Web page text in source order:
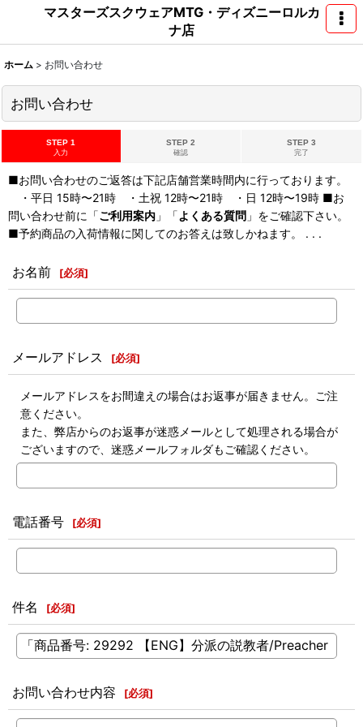
マスターズスクウェアMTG・ディズニーロルカ
ナ店
ホーム > お問い合わせ
お問い合わせ
STEP 1
入力
STEP 2
確認
STEP 3
完了
■お問い合わせのご返答は下記店舗営業時間内に行っております。
・平日 15時〜21時 ・土祝 12時〜21時 ・日 12時〜19時 ■お
問い合わせ前に「ご利用案内 」「よくある質問 」をご確認下さい。
■予約商品の入荷情報に関してのお答えは致しかねます。 . . .
お名前 [必須]
メールアドレス [必須]
メールアドレスをお間違えの場合はお返事が届きません。ご注
意ください。
また、弊店からのお返事が迷惑メールとして処理される場合が
ございますので、迷惑メールフォルダもご確認ください。
電話番号 [必須]
件名 [必須]
お問い合わせ内容 [必須]